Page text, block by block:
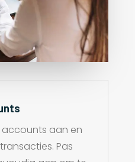
accounts aan en
Pas